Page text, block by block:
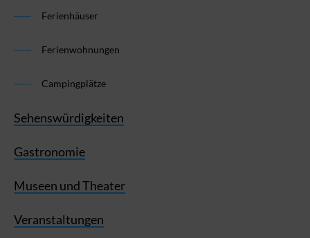
Ferienhäuser
Ferienwohnungen
Campingplätze
Sehenswürdigkeiten
Gastronomie
Museen und Theater
Veranstaltungen